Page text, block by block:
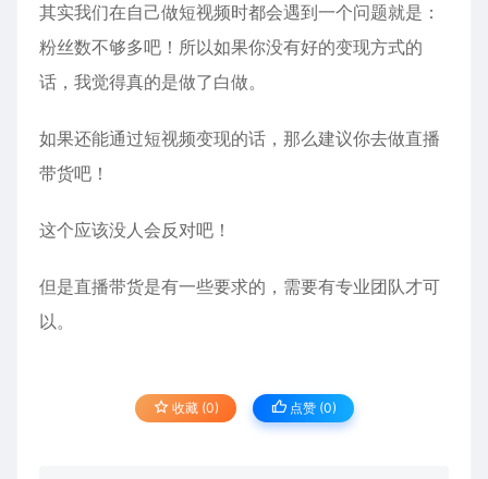
其实我们在自己做短视频时都会遇到一个问题就是：
粉丝数不够多吧！所以如果你没有好的变现方式的
话，我觉得真的是做了白做。
如果还能通过短视频变现的话，那么建议你去做直播
带货吧！
这个应该没人会反对吧！
但是直播带货是有一些要求的，需要有专业团队才可
以。
收藏 (0) 点赞 (0)